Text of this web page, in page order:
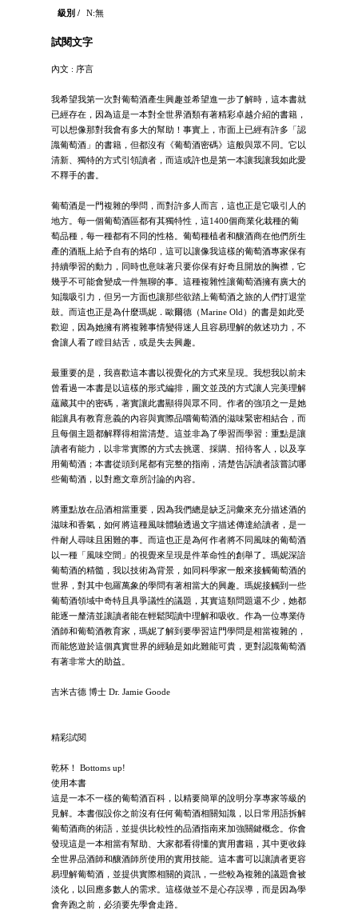
級別 /
N:無
試閱文字
內文 : 序言
我希望我第一次對葡萄酒產生興趣並希望進一步了解時，這本書就
已經存在，因為這是一本對全世界酒類有著精彩卓越介紹的書籍，
可以想像那對我會有多大的幫助！事實上，市面上已經有許多「認
識葡萄酒」的書籍，但都沒有《葡萄酒密碼》這般與眾不同。它以
清新、獨特的方式引領讀者，而這或許也是第一本讓我讓我如此愛
不釋手的書。
葡萄酒是一門複雜的學問，而對許多人而言，這也正是它吸引人的
地方。每一個葡萄酒區都有其獨特性，這1400個商業化栽種的葡
萄品種，每一種都有不同的性格。葡萄種植者和釀酒商在他們所生
產的酒瓶上給予自有的烙印，這可以讓像我這樣的葡萄酒專家保有
持續學習的動力，同時也意味著只要你保有好奇且開放的胸襟，它
幾乎不可能會變成一件無聊的事。這種複雜性讓葡萄酒擁有廣大的
知識吸引力，但另一方面也讓那些欲踏上葡萄酒之旅的人們打退堂
鼓。而這也正是為什麼瑪妮．歐爾德（Marine Old）的書是如此受
歡迎，因為她擁有將複雜事情變得迷人且容易理解的敘述功力，不
會讓人看了瞠目結舌，或是失去興趣。
最重要的是，我喜歡這本書以視覺化的方式來呈現。我想我以前未
曾看過一本書是以這樣的形式編排，圖文並茂的方式讓人完美理解
蘊藏其中的密碼，著實讓此書顯得與眾不同。作者的強項之一是她
能讓具有教育意義的內容與實際品嚐葡萄酒的滋味緊密相結合，而
且每個主題都解釋得相當清楚。這並非為了學習而學習：重點是讓
讀者有能力，以非常實際的方式去挑選、採購、招待客人，以及享
用葡萄酒；本書從頭到尾都有完整的指南，清楚告訴讀者該嘗試哪
些葡萄酒，以對應文章所討論的內容。
將重點放在品酒相當重要，因為我們總是缺乏詞彙來充分描述酒的
滋味和香氣，如何將這種風味體驗透過文字描述傳達給讀者，是一
件耐人尋味且困難的事。而這也正是為何作者將不同風味的葡萄酒
以一種「風味空間」的視覺來呈現是件革命性的創舉了。瑪妮深諳
葡萄酒的精髓，我以技術為背景，如同科學家一般來接觸葡萄酒的
世界，對其中包羅萬象的學問有著相當大的興趣。瑪妮接觸到一些
葡萄酒領域中奇特且具爭議性的議題，其實這類問題還不少，她都
能逐一釐清並讓讀者能在輕鬆閱讀中理解和吸收。作為一位專業侍
酒師和葡萄酒教育家，瑪妮了解到要學習這門學問是相當複雜的，
而能悠遊於這個真實世界的經驗是如此難能可貴，更對認識葡萄酒
有著非常大的助益。
吉米古德 博士 Dr. Jamie Goode
精彩試閱
乾杯！ Bottoms up!
使用本書
這是一本不一樣的葡萄酒百科，以精要簡單的說明分享專家等級的
見解。本書假設你之前沒有任何葡萄酒相關知識，以日常用語拆解
葡萄酒商的術語，並提供比較性的品酒指南來加強關鍵概念。你會
發現這是一本相當有幫助、大家都看得懂的實用書籍，其中更收錄
全世界品酒師和釀酒師所使用的實用技能。這本書可以讓讀者更容
易理解葡萄酒，並提供實際相關的資訊，一些較為複雜的議題會被
淡化，以回應多數人的需求。這樣做並不是心存誤導，而是因為學
會奔跑之前，必須要先學會走路。